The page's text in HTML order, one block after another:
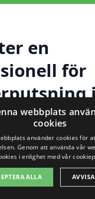
en
för
nära
för
behöver inte
Det finns flera
webbplats
cookies
använder cookies för
Genom att använda vår
i enlighet med vår
ALLA